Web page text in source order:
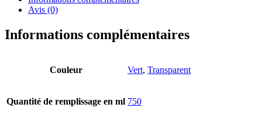
Avis (0)
Informations complémentaires
Couleur Vert, Transparent
Quantité de remplissage en ml 750